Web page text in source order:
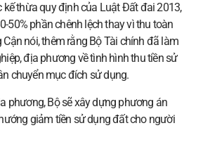
kế thừa quy định của Luật Đất đai 2013,
50% phần chênh lệch thay vì thu toàn
Cận nói, thêm rằng Bộ Tài chính đã làm
địa phương về tình hình thu tiền sử
chuyển mục đích sử dụng.
phương, Bộ sẽ xây dựng phương án
giảm tiền sử dụng đất cho người